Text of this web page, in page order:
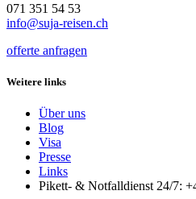
071 351 54 53
info@suja-reisen.ch
offerte anfragen
Weitere links
Über uns
Blog
Visa
Presse
Links
Pikett- & Notfalldienst 24/7: